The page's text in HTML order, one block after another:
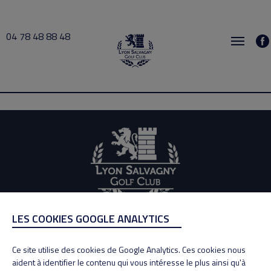
04 78 48 88 48
Fabien doligez 2026-06-23 08:00 → 2026-06-23 10:00
ADRESSE
69890 La Tour de Salvagny
Tél : 04 78 48 88 48
LES COOKIES GOOGLE ANALYTICS
Ce site utilise des cookies de Google Analytics. Ces cookies nous
aident à identifier le contenu qui vous intéresse le plus ainsi qu'à